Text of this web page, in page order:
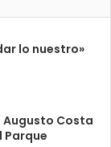
lo nuestro»
Augusto Costa
Parque